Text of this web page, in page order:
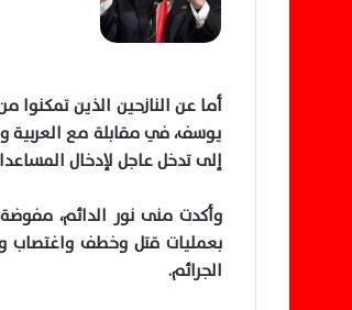
أما عن النازحين الذين
إلى تدخل عاجل لإدخال
وأكدت منى نور الدائم،
بعمليات قتل وخطف واغتصاب
الجرائم.